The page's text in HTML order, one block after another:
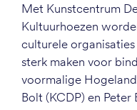
Met Kunstcentrum
Kultuurhoezen
culturele
sterk maken voor
voormalige
Bolt (KCDP) en